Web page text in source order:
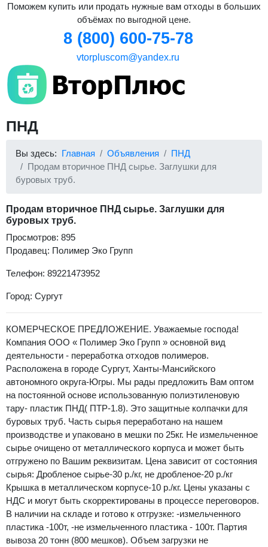
Поможем купить или продать нужные вам отходы в больших
объёмах по выгодной цене.
8 (800) 600-75-78
vtorpluscom@yandex.ru
ПНД
Вы здесь: Главная Объявления
ПНД
Продам вторичное ПНД сырье. Заглушки для
буровых труб.
Продам вторичное ПНД сырье. Заглушки для
буровых труб.
Просмотров: 895
Продавец: Полимер Эко Групп
Телефон: 89221473952
Город: Сургут
КОМЕРЧЕСКОЕ ПРЕДЛОЖЕНИЕ. Уважаемые господа!
Компания ООО « Полимер Эко Групп » основной вид
деятельности - переработка отходов полимеров.
Расположена в городе Сургут, Ханты-Мансийского
автономного округа-Югры. Мы рады предложить Вам оптом
на постоянной основе использованную полиэтиленовую
тару- пластик ПНД( ПТР-1.8). Это защитные колпачки для
буровых труб. Часть сырья переработано на нашем
производстве и упаковано в мешки по 25кг. Не измельченное
сырье очищено от металлического корпуса и может быть
отгружено по Вашим реквизитам. Цена зависит от состояния
сырья: Дробленое сырье-30 р./кг, не дробленое-20 р./кг
Крышка в металлическом корпусе-10 р./кг. Цены указаны с
НДС и могут быть скорректированы в процессе переговоров.
В наличии на складе и готово к отгрузке: -измельченного
пластика -100т, -не измельченного пластика - 100т. Партия
вывоза 20 тонн (800 мешков). Объем загрузки не